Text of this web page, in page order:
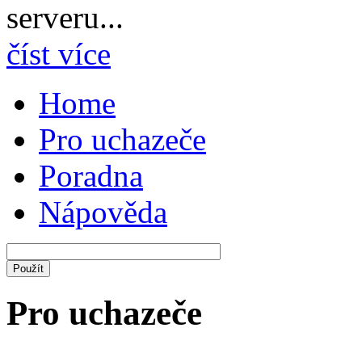
serveru...
číst více
Home
Pro uchazeče
Poradna
Nápověda
Pro uchazeče